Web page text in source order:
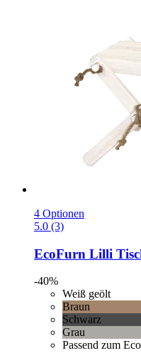
4 Optionen
5.0 (3)
EcoFurn Lilli
-40%
Weiß geölt
Braun
Schwarz
Grau
Passend zum